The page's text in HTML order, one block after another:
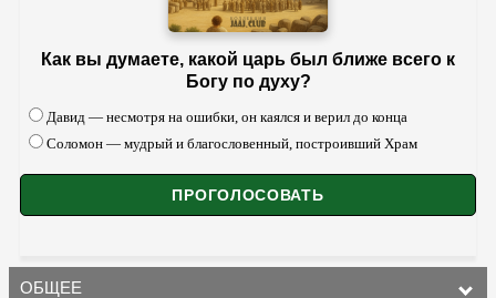
Как вы думаете, какой царь был ближе всего к
Богу по духу?
Давид — несмотря на ошибки, он каялся и верил до конца
Соломон — мудрый и благословенный, построивший Храм
ОБЩЕЕ